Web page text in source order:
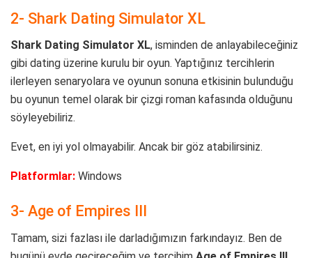
2- Shark Dating Simulator XL
Shark Dating Simulator XL, isminden de anlayabileceğiniz
gibi dating üzerine kurulu bir oyun. Yaptığınız tercihlerin
ilerleyen senaryolara ve oyunun sonuna etkisinin bulunduğu
bu oyunun temel olarak bir çizgi roman kafasında olduğunu
söyleyebiliriz.
Evet, en iyi yol olmayabilir. Ancak bir göz atabilirsiniz.
Platformlar: Windows
3- Age of Empires III
Tamam, sizi fazlası ile darladığımızın farkındayız. Ben de